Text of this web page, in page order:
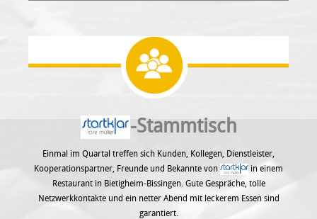
-Stammtisch
Einmal im Quartal treffen sich Kunden, Kollegen, Dienstleister,
Kooperationspartner, Freunde und Bekannte von
in einem
Restaurant in Bietigheim-Bissingen. Gute Gespräche, tolle
Netzwerkkontakte und ein netter Abend mit leckerem Essen sind
garantiert.